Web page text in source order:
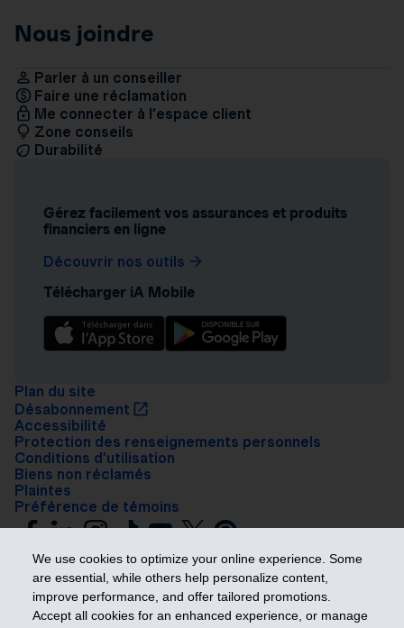
We use cookies to optimize your online experience. Some
are essential, while others help personalize content,
improve performance, and offer tailored promotions.
Accept all cookies for an enhanced experience, or manage
Nous joindre
Parler à un conseiller
Faire une réclamation
Me connecter à l’espace client
Zone conseils
Durabilité
Gérez facilement vos assurances et produits
financiers en ligne
Découvrir nos outils
Télécharger iA Mobile
Plan du site
Désabonnement
Accessibilité
Protection des renseignements personnels
Conditions d’utilisation
Biens non réclamés
Plaintes
Préférence de témoins